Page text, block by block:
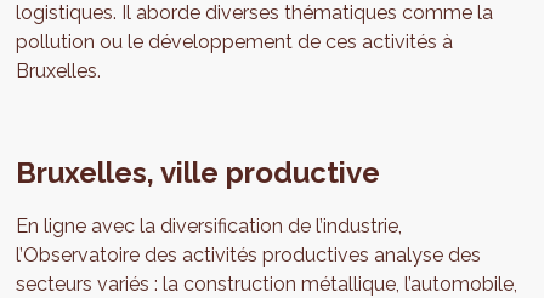
logistiques. Il aborde diverses thématiques comme la
pollution ou le développement de ces activités à
Bruxelles.
Bruxelles, ville productive
En ligne avec la diversification de l’industrie,
l’Observatoire des activités productives analyse des
secteurs variés : la construction métallique, l’automobile,